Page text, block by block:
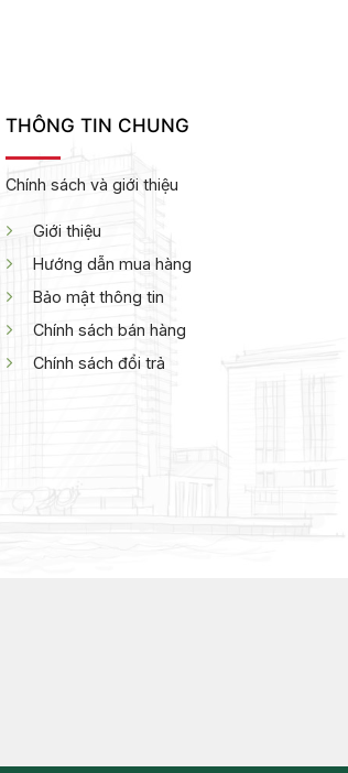
THÔNG TIN CHUNG
Chính sách và giới thiệu
Giới thiệu
Hướng dẫn mua hàng
Bảo mật thông tin
Chính sách bán hàng
Chính sách đổi trả